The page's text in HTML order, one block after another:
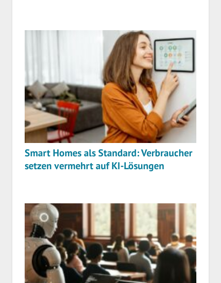
Smart Homes als Standard: Verbraucher
setzen vermehrt auf KI-Lösungen